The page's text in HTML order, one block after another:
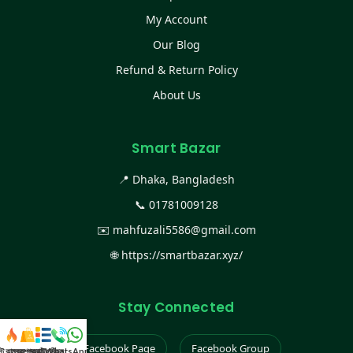
My Account
Our Blog
Refund & Return Policy
About Us
Smart Bazar
📍 Dhaka, Bangladesh
📞 01781009128
✉️ mahfuzali5586@gmail.com
🌐 https://smartbazar.xyz/
Stay Connected
Facebook Page Facebook Group